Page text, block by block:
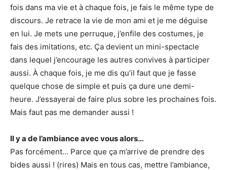
fois dans ma vie et à chaque fois, je fais le même type de
discours. Je retrace la vie de mon ami et je me déguise
en lui. Je mets une perruque, j’enfile des costumes, je
fais des imitations, etc. Ça devient un mini-spectacle
dans lequel j’encourage les autres convives à participer
aussi. À chaque fois, je me dis qu’il faut que je fasse
quelque chose de simple et puis ça dure une demi-
heure. J’essayerai de faire plus sobre les prochaines fois.
Mais faut pas me demander aussi !
Il y a de l’ambiance avec vous alors…
Pas forcément… Parce que ça m’arrive de prendre des
bides aussi ! (rires) Mais en tous cas, mettre l’ambiance,